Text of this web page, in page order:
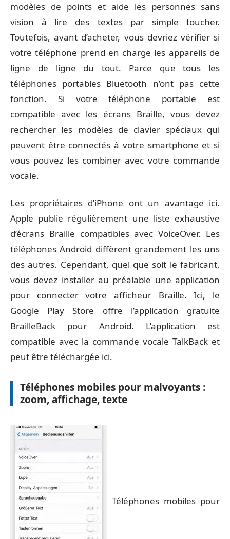
modèles de points et aide les personnes sans
vision à lire des textes par simple toucher.
Toutefois, avant d’acheter, vous devriez vérifier si
votre téléphone prend en charge les appareils de
ligne de ligne du tout. Parce que tous les
téléphones portables Bluetooth n’ont pas cette
fonction. Si votre téléphone portable est
compatible avec les écrans Braille, vous devez
rechercher les modèles de clavier spéciaux qui
peuvent être connectés à votre smartphone et si
vous pouvez les combiner avec votre commande
vocale.
Les propriétaires d’iPhone ont un avantage ici.
Apple publie régulièrement une liste exhaustive
d’écrans Braille compatibles avec VoiceOver. Les
téléphones Android diffèrent grandement les uns
des autres. Cependant, quel que soit le fabricant,
vous devez installer au préalable une application
pour connecter votre afficheur Braille. Ici, le
Google Play Store offre l’application gratuite
BrailleBack pour Android. L’application est
compatible avec la commande vocale TalkBack et
peut être téléchargée ici.
Téléphones mobiles pour malvoyants :
zoom, affichage, texte
Téléphones mobiles pour